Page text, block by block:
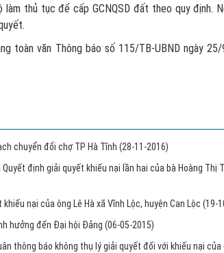
làm thủ tục để cấp GCNQSD đất theo quy định.
toàn văn Thông báo số 115/TB-UBND ngày
chuyển đổi chợ TP Hà Tĩnh (28-11-2016)
định giải quyết khiếu nại lần hai của bà Hoàng Thị
nại của ông Lê Hà xã Vĩnh Lộc, huyện Can Lộc (19-
hưởng đến Đại hội Đảng (06-05-2015)
thông báo không thụ lý giải quyết đối với khiếu nại